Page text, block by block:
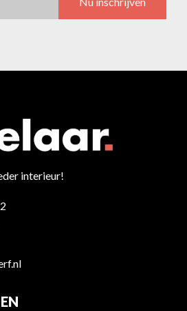
interieur!